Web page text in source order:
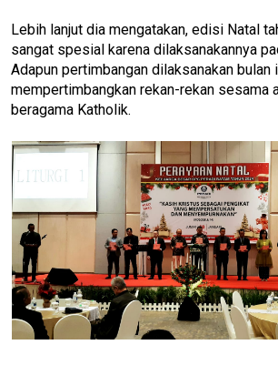
Lebih lanjut dia mengatakan, edisi Natal
sangat spesial karena dilaksanakannya
Adapun pertimbangan dilaksanakan bulan
mempertimbangkan rekan-rekan sesama
beragama Katholik.